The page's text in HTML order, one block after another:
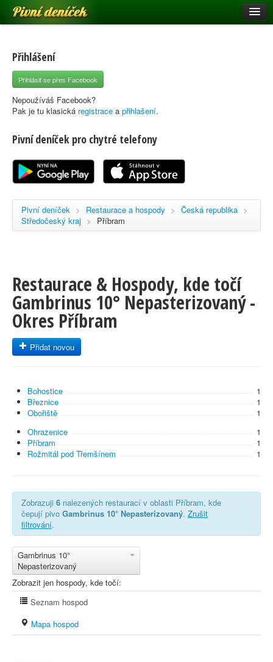
Pivní deníček
Pivní mapa
Pivní značky
Nápověda
Registrace
Přihlášení
Přihlásit se přes Facebook
Nepoužíváš Facebook?
Pak je tu klasická registrace a přihlašení.
Pivní deníček pro chytré telefony
Pivní deníček > Restaurace a hospody > Česká republika >
Středočeský kraj > Příbram
Restaurace & Hospody, kde točí
Gambrinus 10° Nepasterizovaný -
Okres Příbram
Přidat novou
Bohostice
1
Březnice
1
Obořiště
1
Ohrazenice
1
Příbram
1
Rožmitál pod Třemšínem
1
Zobrazuji 6 nalezených restaurací v oblasti Příbram, kde
čepují pivo Gambrinus 10° Nepasterizovaný. Zrušit
filtrování.
Gambrinus 10°
Nepasterizovaný
Zobrazit jen hospody, kde točí:
Seznam hospod
Mapa hospod